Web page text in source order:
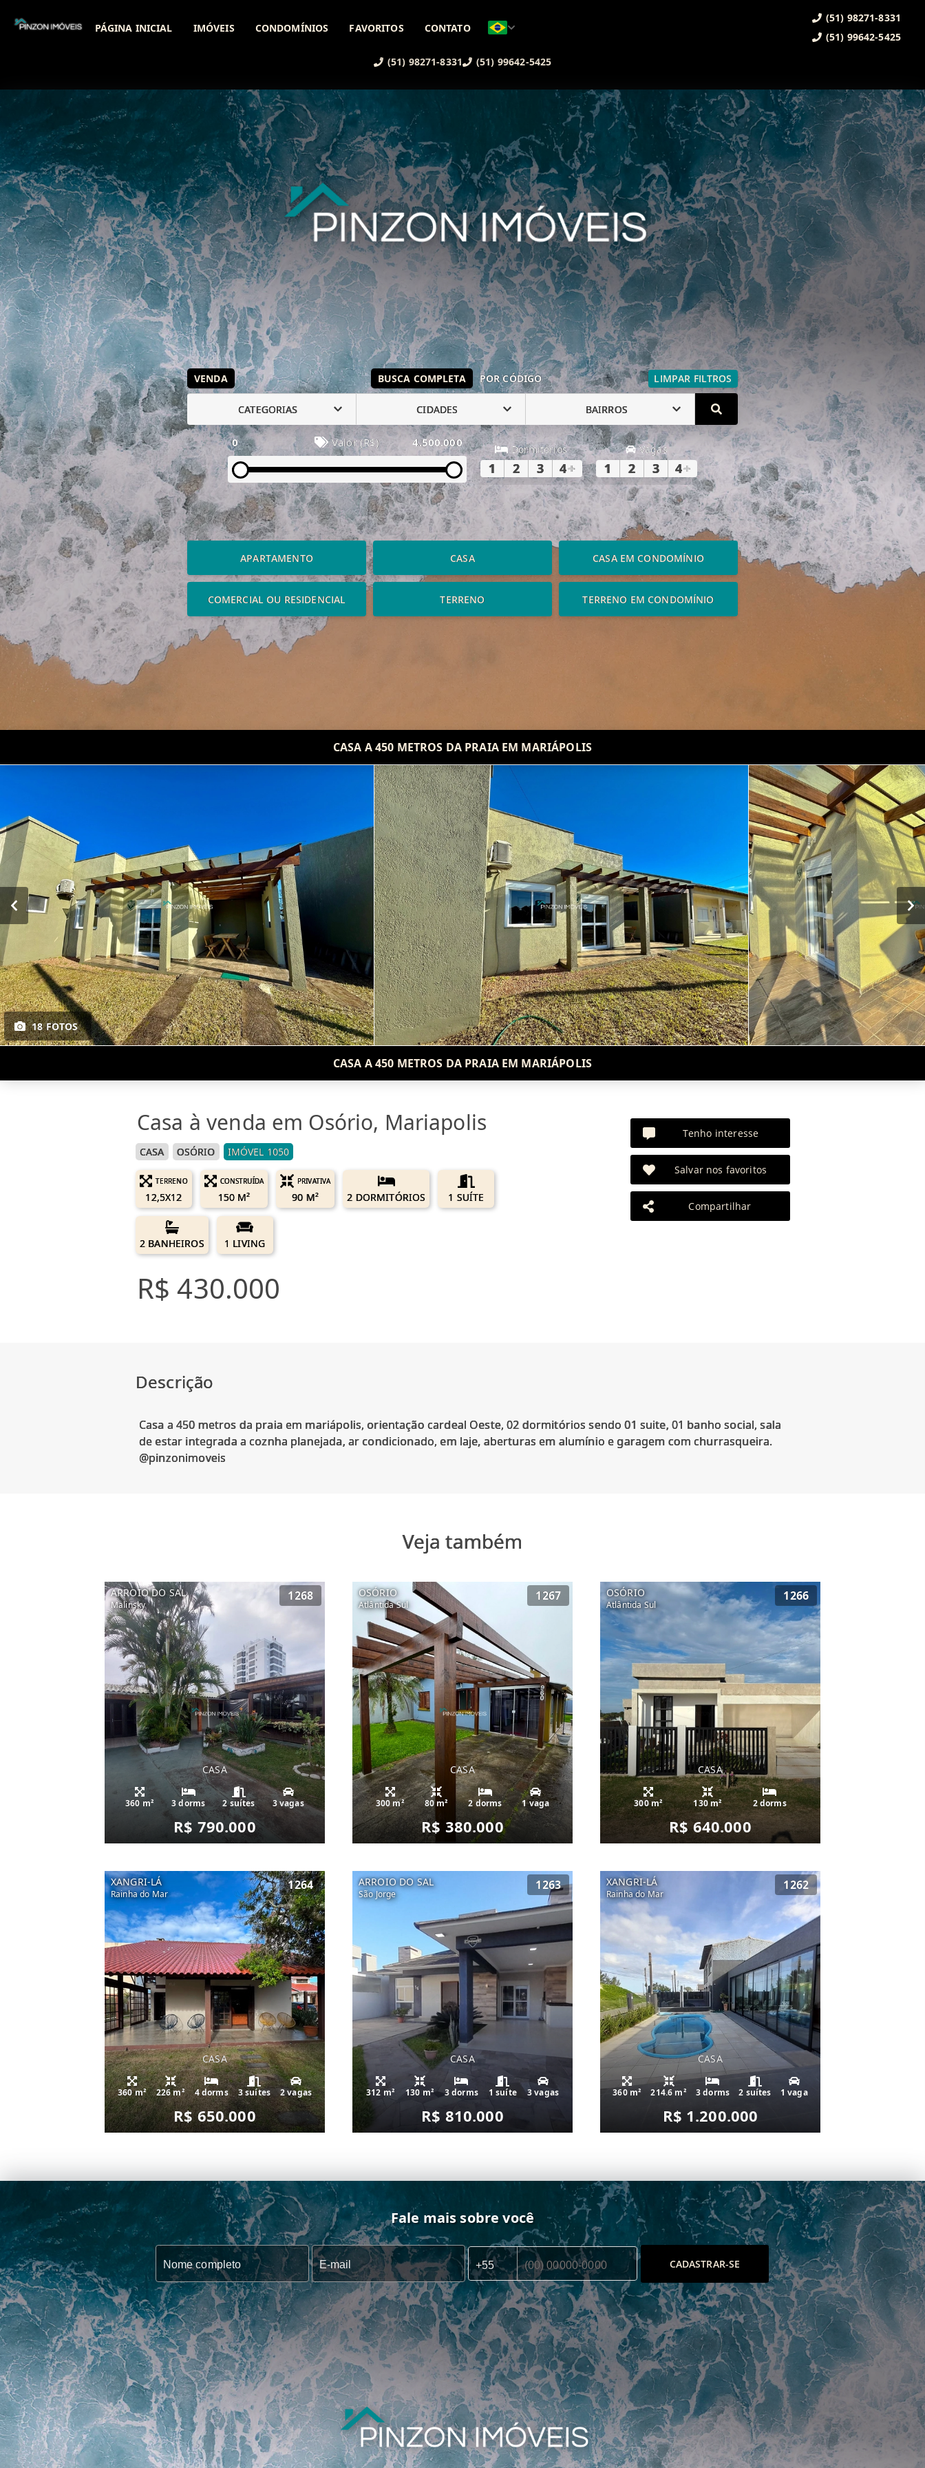
(51) 98271-8331 (51) 99642-5425
PÁGINA INICIAL IMÓVEIS CONDOMÍNIOS FAVORITOS CONTATO
(51) 98271-8331
(51) 99642-5425
VENDA BUSCA COMPLETA POR CÓDIGO LIMPAR FILTROS
CATEGORIAS CIDADES BAIRROS
0 Valor (R$) 4.500.000 Dormitórios
1 2 3 4+
Vagas
1 2 3 4+
APARTAMENTO CASA CASA EM CONDOMÍNIO
COMERCIAL OU RESIDENCIAL TERRENO TERRENO EM CONDOMÍNIO
CASA A 450 METROS DA PRAIA EM MARIÁPOLIS
18 FOTOS
CASA A 450 METROS DA PRAIA EM MARIÁPOLIS
Casa à venda em Osório, Mariapolis
CASA OSÓRIO IMÓVEL 1050
TERRENO
12,5X12
CONSTRUÍDA
150 M²
PRIVATIVA
90 M² 2 DORMITÓRIOS 1 SUÍTE
2 BANHEIROS 1 LIVING
R$ 430.000
Tenho interesse
Salvar nos favoritos
Compartilhar
Descrição
Casa a 450 metros da praia em mariápolis, orientação cardeal Oeste, 02 dormitórios sendo 01 suite, 01 banho social, sala
de estar integrada a coznha planejada, ar condicionado, em laje, aberturas em alumínio e garagem com churrasqueira.
Veja também
ARROIO DO SAL
Malinsky
1268
CASA
360 m² 3 dorms 2 suítes 3 vagas
R$ 790.000
OSÓRIO
Atlântida Sul
1267
CASA
300 m² 80 m² 2 dorms 1 vaga
R$ 380.000
OSÓRIO
Atlântida Sul
1266
CASA
300 m² 130 m² 2 dorms
R$ 640.000
XANGRI-LÁ
Rainha do Mar
1264
CASA
360 m² 226 m² 4 dorms 3 suítes 2 vagas
R$ 650.000
ARROIO DO SAL
São Jorge
1263
CASA
312 m² 130 m² 3 dorms 1 suíte 3 vagas
R$ 810.000
XANGRI-LÁ
Rainha do Mar
1262
CASA
360 m² 214.6 m² 3 dorms 2 suítes 1 vaga
R$ 1.200.000
Fale mais sobre você
CADASTRAR-SE